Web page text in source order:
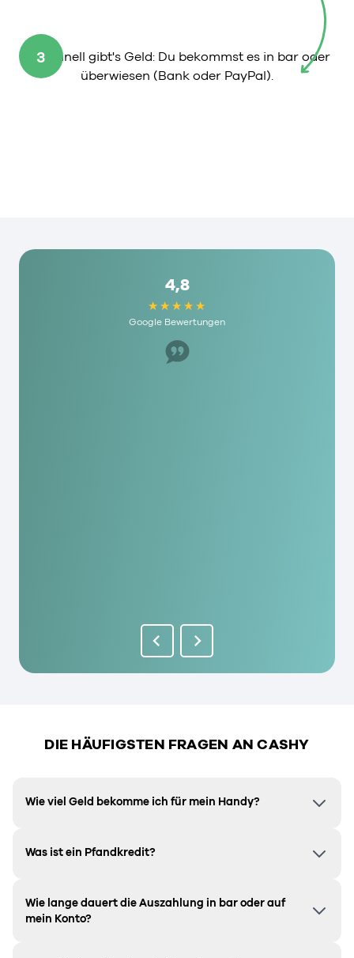
3
So schnell gibt's Geld: Du bekommst es in bar oder
überwiesen (Bank oder PayPal).
4,8
Google Bewertungen
DIE HÄUFIGSTEN FRAGEN AN CASHY
Wie viel Geld bekomme ich für mein Handy?
Was ist ein Pfandkredit?
Wie lange dauert die Auszahlung in bar oder auf
mein Konto?